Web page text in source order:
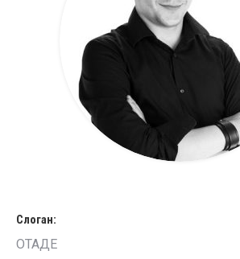
Слоган:
ОТАДЕ